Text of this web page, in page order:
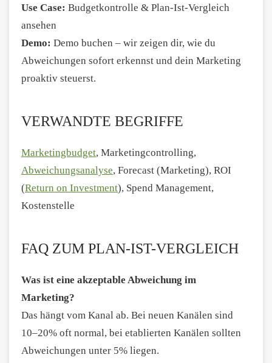
Use Case: Budgetkontrolle & Plan-Ist-Vergleich
ansehen
Demo: Demo buchen – wir zeigen dir, wie du
Abweichungen sofort erkennst und dein Marketing
proaktiv steuerst.
VERWANDTE BEGRIFFE
Marketingbudget, Marketingcontrolling,
Abweichungsanalyse, Forecast (Marketing), ROI
(Return on Investment), Spend Management,
Kostenstelle
FAQ ZUM PLAN-IST-VERGLEICH
Was ist eine akzeptable Abweichung im
Marketing?
Das hängt vom Kanal ab. Bei neuen Kanälen sind
10–20% oft normal, bei etablierten Kanälen sollten
Abweichungen unter 5% liegen.